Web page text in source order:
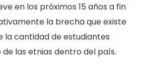
en los próximos 15 años a fin
la brecha que existe
cantidad de estudiantes
las etnias dentro del país.